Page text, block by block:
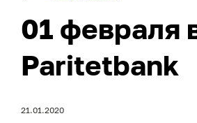
01 февраля
Paritetbank
21.01.2020